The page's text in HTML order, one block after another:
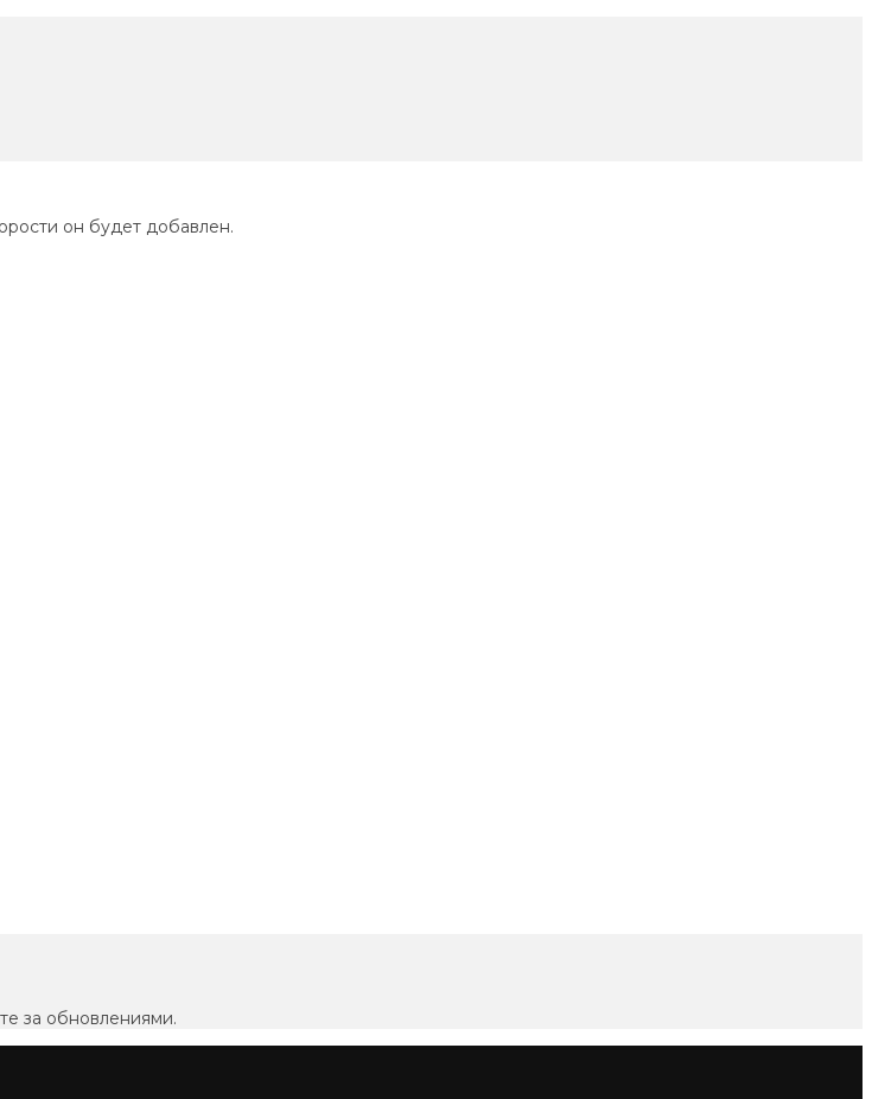
он будет добавлен.
за обновлениями.